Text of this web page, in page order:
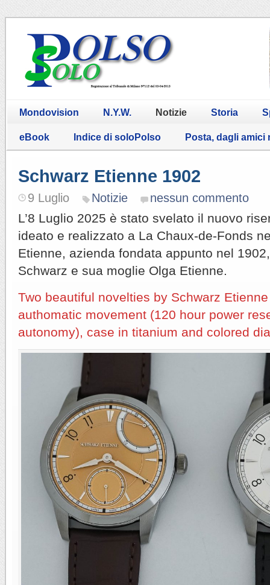
Mondovision N.Y.W. Notizie Storia
eBook Indice di soloPolso Posta, dagli amici
Schwarz Etienne 1902
9 Luglio Notizie nessun commento
L’8 Luglio 2025 è stato svelato il nuovo
ideato e realizzato a La Chaux-de-Fonds
Etienne, azienda fondata appunto nel
Schwarz e sua moglie Olga Etienne.
Two beautiful novelties by Schwarz
authomatic movement (120 hour power
autonomy), case in titanium and colored